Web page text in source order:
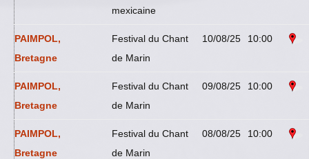
mexicaine
PAIMPOL,
Bretagne
Festival du Chant
de Marin
10/08/25 10:00
PAIMPOL,
Bretagne
Festival du Chant
de Marin
09/08/25 10:00
PAIMPOL,
Bretagne
Festival du Chant
de Marin
08/08/25 10:00